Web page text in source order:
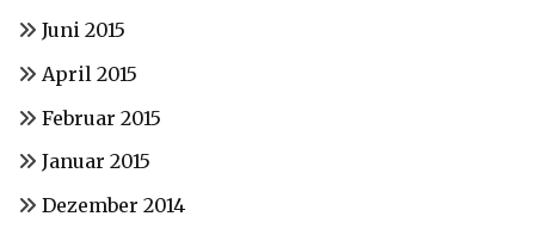
Juni 2015
April 2015
Februar 2015
Januar 2015
Dezember 2014